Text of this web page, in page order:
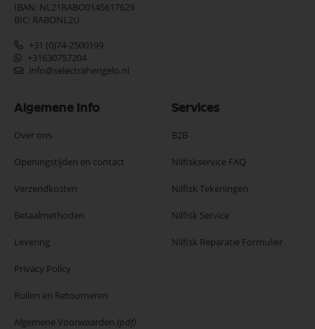
IBAN: NL21RABO0145617629
BIC: RABONL2U
+31 (0)74-2500199
+31630757204
info@selectrahengelo.nl
Algemene Info
Over ons
Openingstijden en contact
Verzendkosten
Betaalmethoden
Levering
Privacy Policy
Ruilen en Retourneren
Algemene Voorwaarden (pdf)
Services
B2B
Nilfiskservice FAQ
Nilfisk Tekeningen
Nilfisk Service
Nilfisk Reparatie Formulier